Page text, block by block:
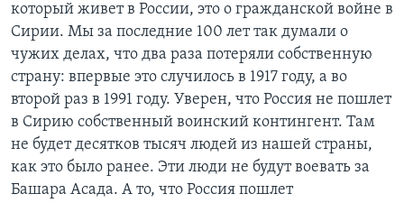
который живет в России, это о гражданской войне в
Сирии. Мы за последние 100 лет так думали о
чужих делах, что два раза потеряли собственную
страну: впервые это случилось в 1917 году, а во
второй раз в 1991 году. Уверен, что Россия не пошлет
в Сирию собственный воинский контингент. Там
не будет десятков тысяч людей из нашей страны,
как это было ранее. Эти люди не будут воевать за
Башара Асада. А то, что Россия пошлет